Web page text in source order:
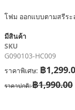
ที่
เริ่ม
ต้น
ของ
แกล
รี
โฟม ออกแบบตามสรีร
มีสินค้า
SKU
G090103-HC009
ราคาพิเศษ ฿
ราคาปกติ ฿1,990.00